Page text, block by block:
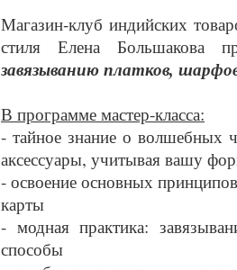
Магазин-клуб индийских
стиля Елена Большакова
завязыванию платков, шарфов
В программе мастер-класса:
- тайное знание о волшебных
аксессуары, учитывая вашу
- освоение основных
карты
- модная практика:
способы